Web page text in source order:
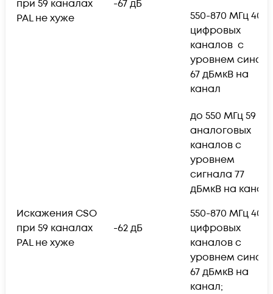
при 59 каналах
PAL не хуже
-67 дБ
550-870 МГц 40
цифровых
каналов с
уровнем
67 дБмкВ на
канал
Искажения CSO
при 59 каналах
PAL не хуже
-62 дБ
до 550 МГц 59
аналоговых
каналов с
уровнем
сигнала 77
дБмкВ на канал;
550-870 МГц 40
цифровых
каналов с
уровнем
67 дБмкВ на
канал;